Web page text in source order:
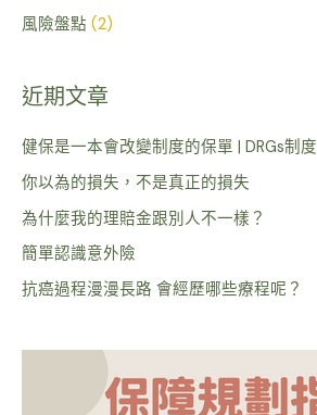
風險盤點 (2)
近期文章
健保是一本會改變制度的保單 | DRGs制度
你以為的損失，不是真正的損失
為什麼我的理賠金跟別人不一樣？
簡單認識意外險
抗癌過程漫漫長路 會經歷哪些療程呢？